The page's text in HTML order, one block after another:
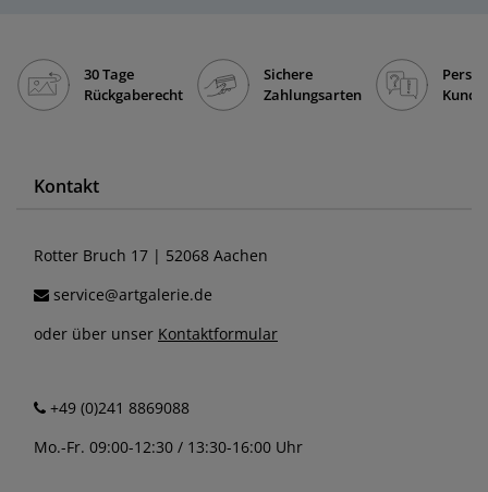
30 Tage
Rückgaberecht
Sichere
Zahlungsarten
Kontakt
Rotter Bruch 17 | 52068 Aachen
service@artgalerie.de
oder über unser Kontaktformular
+49 (0)241 8869088
Mo.-Fr. 09:00-12:30 / 13:30-16:00 Uhr